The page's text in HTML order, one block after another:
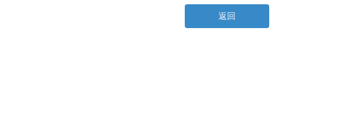
返回